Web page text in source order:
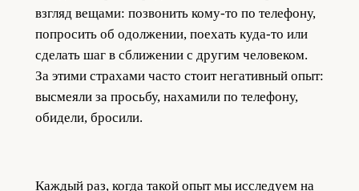
взгляд вещами: позвонить кому-то по телефону,
попросить об одолжении, поехать куда-то или
сделать шаг в сближении с другим человеком.
За этими страхами часто стоит негативный опыт:
высмеяли за просьбу, нахамили по телефону,
обидели, бросили.
Каждый раз, когда такой опыт мы исследуем на